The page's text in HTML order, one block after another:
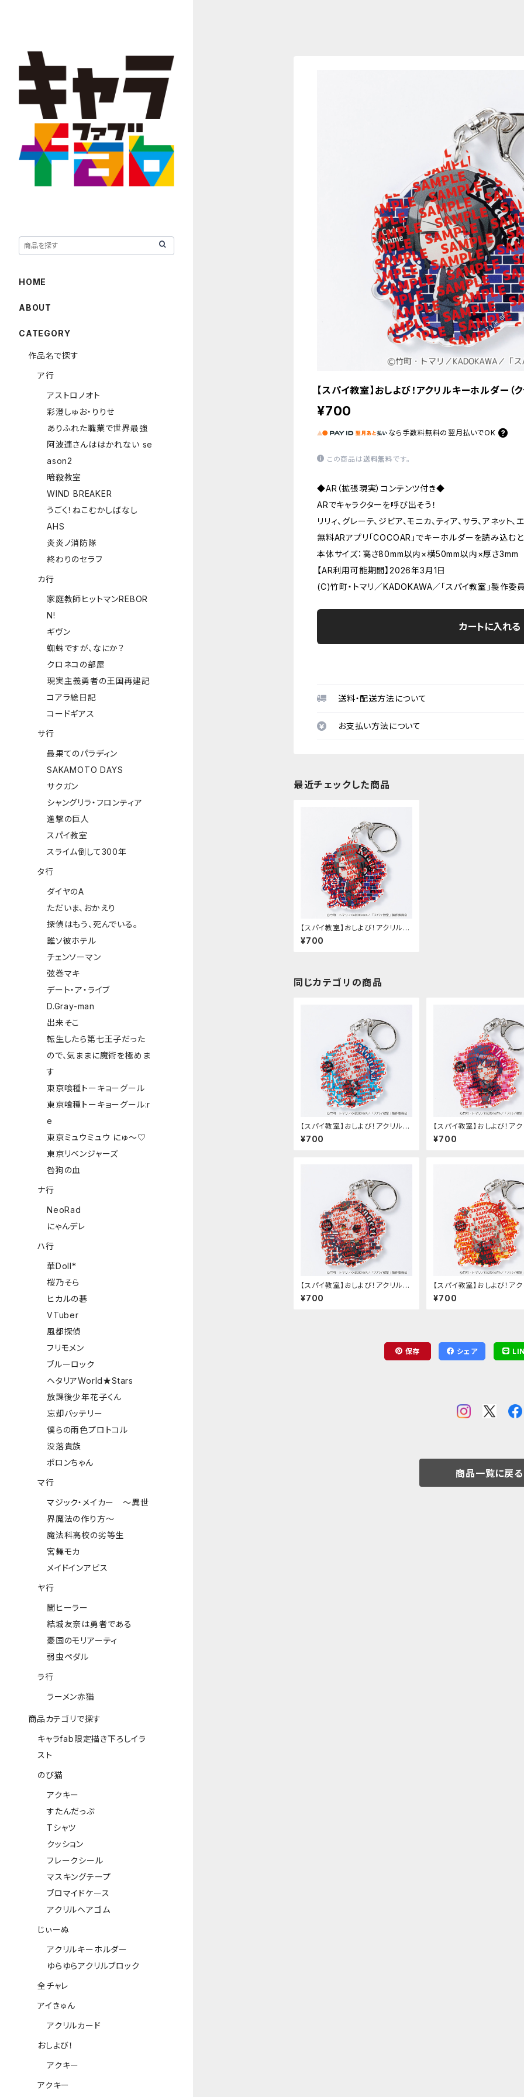
【スパイ教室】おしよび！アクリルキーホルダー（ク
¥700
なら 手数料無料の 翌月払いでOK
この商品は送料無料です。
◆AR（拡張現実）コンテンツ付き◆
ARでキャラクターを呼び出そう！
リリィ、グレーテ、ジビア、モニカ、ティア、サラ、アネット
無料ARアプリ「COCOAR」でキーホルダーを読み込むと
本体サイズ：高さ80mm以内×横50mm以内×厚さ3mm
【AR利用可能期間】2026年3月1日
(C)竹町・トマリ／KADOKAWA／「スパイ教室」製作委
カートに入れる
送料・配送方法について
お支払い方法について
最近チェックした商品
【スパイ教室】おしよび！アクリルキ
ーホルダー（クラウス）
¥700
同じカテゴリの商品
【スパイ教室】おしよび！アクリルキ
ーホルダー（モニカ）
¥700
【スパイ教室】おしよび！ア
ーホルダー（ティア）
¥700
【スパイ教室】おしよび！アクリルキ
ーホルダー（アネット）
¥700
【スパイ教室】おしよび！ア
ーホルダー（エルナ）
¥700
保存 シェア
商品一覧に戻る
HOME
ABOUT
CATEGORY
作品名で探す
ア行
アストロノオト
彩澄しゅお・りりせ
ありふれた職業で世界最強
阿波連さんははかれない se
ason2
暗殺教室
WIND BREAKER
うごく！ねこむかしばなし
AHS
炎炎ノ消防隊
終わりのセラフ
カ行
家庭教師ヒットマンREBOR
N!
ギヴン
蜘蛛ですが、なにか？
クロネコの部屋
現実主義勇者の王国再建記
コアラ絵日記
コードギアス
サ行
最果てのパラディン
SAKAMOTO DAYS
サクガン
シャングリラ・フロンティア
進撃の巨人
スパイ教室
スライム倒して300年
タ行
ダイヤのA
ただいま、おかえり
探偵はもう、死んでいる。
誰ソ彼ホテル
チェンソーマン
弦巻マキ
デート・ア・ライブ
D.Gray-man
出来そこ
転生したら第七王子だった
ので、気ままに魔術を極めま
す
東京喰種トーキョーグール
東京喰種トーキョーグール:r
e
東京ミュウミュウ にゅ～♡
東京リベンジャーズ
咎狗の血
ナ行
NeoRad
にゃんデレ
ハ行
華Doll*
桜乃そら
ヒカルの碁
VTuber
風都探偵
フリモメン
ブルーロック
ヘタリアWorld★Stars
放課後少年花子くん
忘却バッテリー
僕らの雨色プロトコル
没落貴族
ポロンちゃん
マ行
マジック・メイカー ～異世
界魔法の作り方～
魔法科高校の劣等生
宮舞モカ
メイドインアビス
ヤ行
闇ヒーラー
結城友奈は勇者である
憂国のモリアーティ
弱虫ペダル
ラ行
ラーメン赤猫
商品カテゴリで探す
キャラfab限定描き下ろしイラ
スト
のび猫
アクキー
すたんだっぷ
Tシャツ
クッション
フレークシール
マスキングテープ
ブロマイドケース
アクリルヘアゴム
じぃーぬ
アクリルキーホルダー
ゆらゆらアクリルブロック
全チャレ
アイきゅん
アクリルカード
おしよび！
アクキー
アクキー